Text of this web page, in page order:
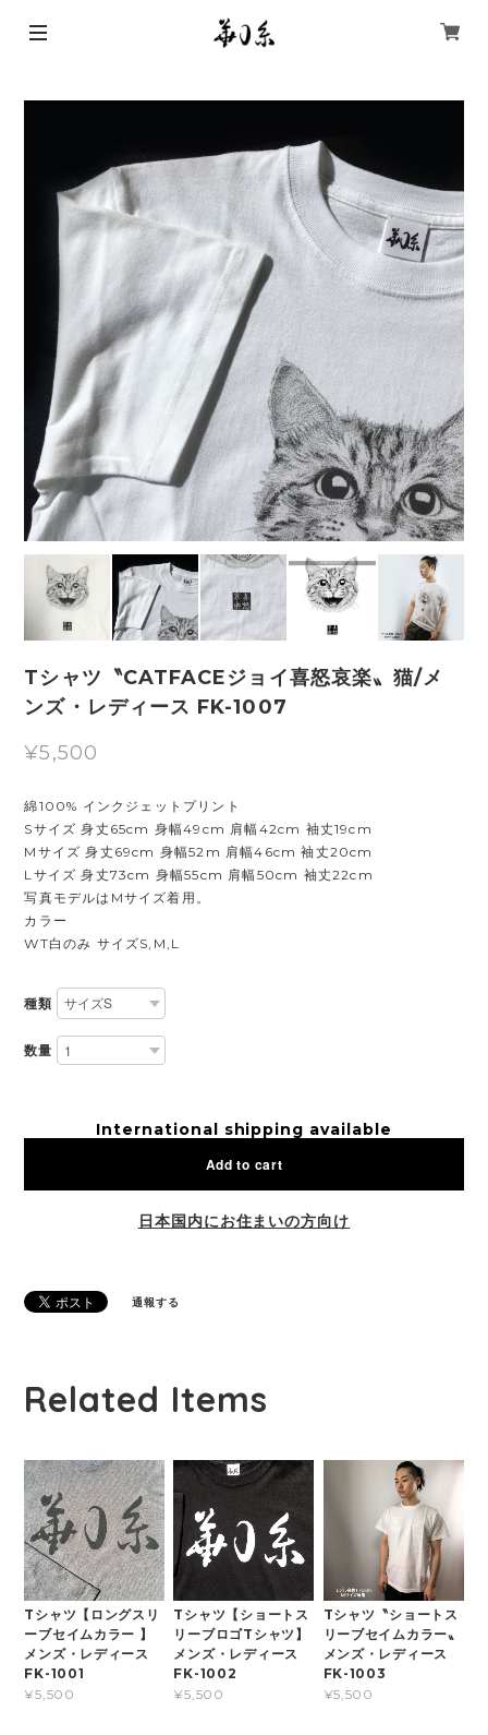
Tシャツ〝CATFACEジョイ喜怒哀楽〟猫/メ
ンズ・レディース FK-1007
¥5,500
綿100% インクジェットプリント
Sサイズ 身丈65cm 身幅49cm 肩幅42cm 袖丈19cm
Mサイズ 身丈69cm 身幅52m 肩幅46cm 袖丈20cm
Lサイズ 身丈73cm 身幅55cm 肩幅50cm 袖丈22cm
写真モデルはMサイズ着用。
カラー
WT白のみ サイズS,M,L
種類
数量
International shipping available
Add to cart
日本国内にお住まいの方向け
通報する
Related Items
Tシャツ【ロングスリ
ーブセイムカラー 】
メンズ・レディース
FK-1001
¥5,500
Tシャツ【ショートス
リーブロゴTシャツ】
メンズ・レディース
FK-1002
¥5,500
Tシャツ〝ショートス
リーブセイムカラー〟
メンズ・レディース
FK-1003
¥5,500